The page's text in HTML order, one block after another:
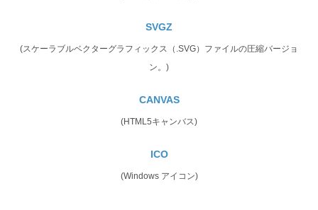
SVGZ
(スケーラブルベクターグラフィックス（.SVG）ファイルの圧縮バージョ
ン。)
CANVAS
(HTML5キャンバス)
ICO
(Windows アイコン)